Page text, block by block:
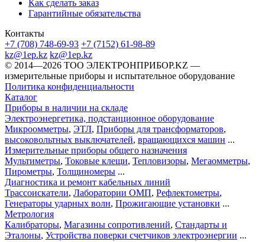
Как сделать заказ
Гарантийные обязательства
Контакты
+7 (708) 748-69-93 +7 (7152) 61-98-89
kz@1ep.kz kz@1ep.kz
©️ 2014—2026 ТОО ЭЛЕКТРОНПРИБОР.KZ —
измерительные приборы и испытательное оборудование
Политика конфиденциальности
Каталог
Приборы в наличии на складе
Электроэнергетика, подстанционное оборудование
Микроомметры, ЭТЛ, Приборы для трансформаторов,
высоковольтных выключателей, вращающихся машин ...
Измерительные приборы общего назначения
Мультиметры, Токовые клещи, Тепловизоры, Мегаомметры,
Пирометры, Толщиномеры ...
Диагностика и ремонт кабельных линий
Трассоискатели, Лаборатории ОМП, Рефлектометры,
Генераторы ударных волн, Прожигающие установки ...
Метрология
Калибраторы, Магазины сопротивлений, Стандарты и
Эталоны, Устройства поверки счетчиков электроэнергии ...